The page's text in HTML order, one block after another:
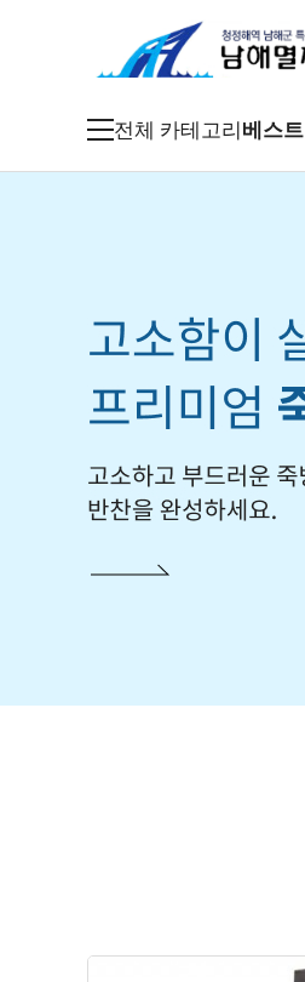
전체 카테고리
남해멸치
특산건어물
베스